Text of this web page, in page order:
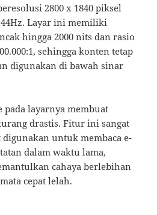
2800 x 1840 piksel
Layar ini memiliki
hingga 2000 nits dan rasio
sehingga konten tetap
digunakan di bawah sinar
pada layarnya membuat
drastis. Fitur ini sangat
untuk membaca e-
dalam waktu lama,
cahaya berlebihan
cepat lelah.